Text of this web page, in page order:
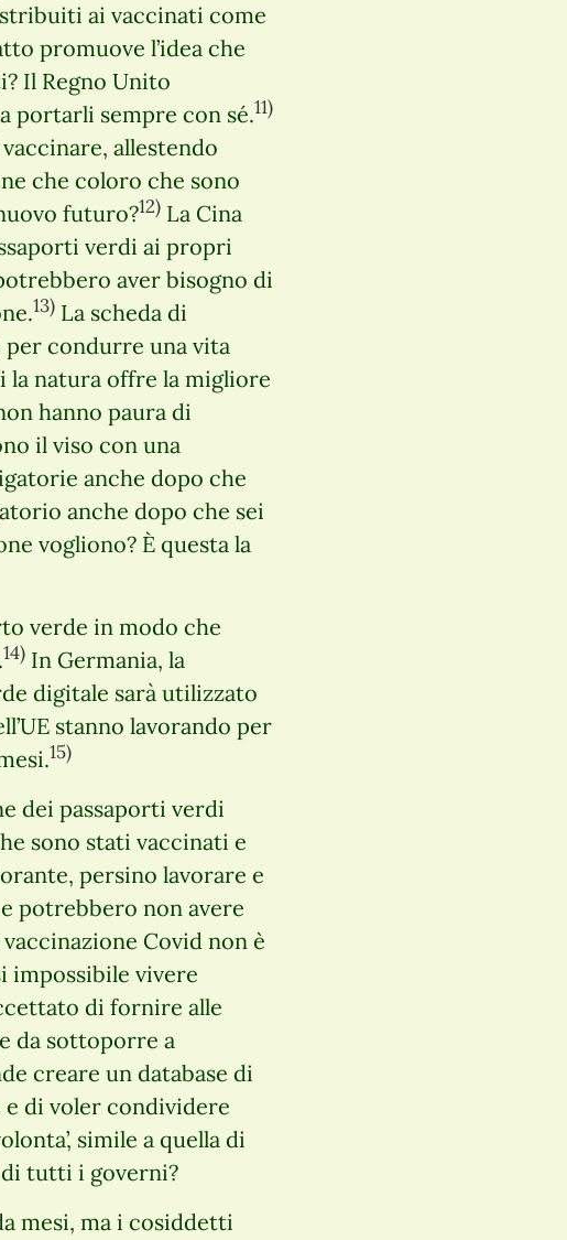
ai vaccinati come
promuove l’idea che
Il Regno Unito
portarli sempre con sé.11)
allestendo
che coloro che sono
futuro?12) La Cina
verdi ai propri
aver bisogno di
13) La scheda di
condurre una vita
la natura offre la migliore
hanno paura di
il viso con una
anche dopo che
anche dopo che sei
vogliono? È questa la
verde in modo che
14) In Germania, la
digitale sarà utilizzato
stanno lavorando per
15)
dei passaporti verdi
sono stati vaccinati e
persino lavorare e
potrebbero non avere
Covid non è
impossibile vivere
di fornire alle
da sottoporre a
creare un database di
e di voler condividere
simile a quella di
di tutti i governi?
mesi, ma i cosiddetti